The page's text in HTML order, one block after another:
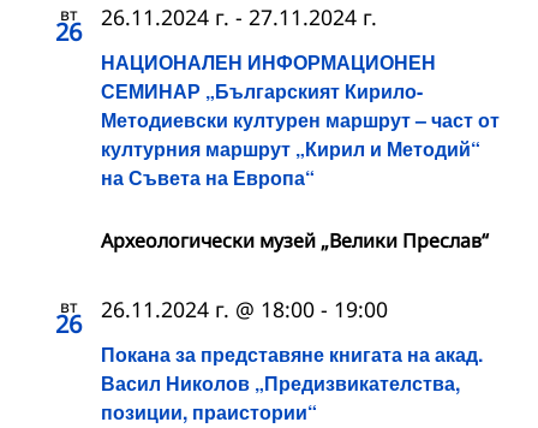
вт
26
НАЦИОНАЛЕН ИНФОРМАЦИОНЕН
СЕМИНАР „Българският Кирило-
Методиевски културен маршрут – част от
културния маршрут „Кирил и Методий“
на Съвета на Европа“
26.11.2024 г. - 27.11.2024 г.
Археологически музей „Велики Преслав“
вт
26
Покана за представяне книгата на акад.
Васил Николов „Предизвикателства,
позиции, праистории“
26.11.2024 г. @ 18:00 - 19:00